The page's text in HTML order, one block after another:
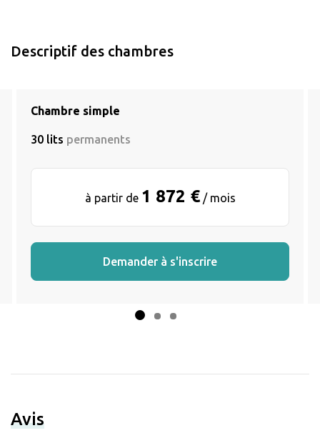
Descriptif des chambres
Chambre simple
30 lits permanents
à partir de 1 872 €/ mois
Demander à s'inscrire
Avis